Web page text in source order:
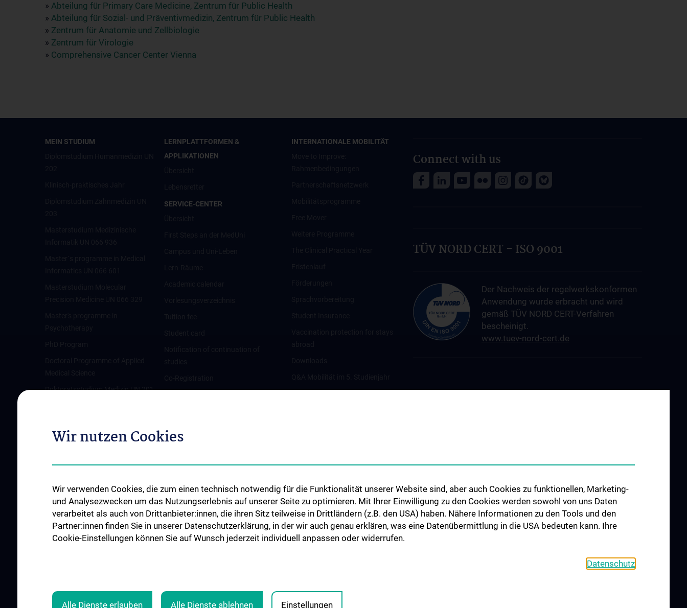
» Abteilung für Primary Care Medicine, Zentrum für Public Health
» Abteilung für Sozial- und Präventivmedizin, Zentrum für Public Health
» Zentrum für Anatomie und Zellbiologie
» Zentrum für Virologie
» Comprehensive Cancer Center Vienna
MEIN STUDIUM
Doktoratsstudium Medizin UN 201
LERNPLATTFORMEN &
APPLIKATIONEN
SERVICE-CENTER
Universitätsbibliothek
Merchandising / Shop
Stipendien
Studierendenberatung
Student Affairs
INTERNATIONALE MOBILITÄT
Connect with us
TÜV NORD CERT - ISO 9001
Der Nachweis der regelwerkskonformen
Anwendung wurde erbracht und wird
gemäß TÜV NORD CERT-Verfahren
bescheinigt.
www.tuev-nord-cert.de
Wir nutzen Cookies
Wir verwenden Cookies, die zum einen technisch notwendig für die Funktionalität unserer Website sind, aber auch Cookies zu funktionellen, Marketing-
und Analysezwecken um das Nutzungserlebnis auf unserer Seite zu optimieren. Mit Ihrer Einwilligung zu den Cookies werden sowohl von uns Daten
verarbeitet als auch von Drittanbieter:innen, die ihren Sitz teilweise in Drittländern (z.B. den USA) haben. Nähere Informationen zu den Tools und den
Partner:innen finden Sie in unserer Datenschutzerklärung, in der wir auch genau erklären, was eine Datenübermittlung in die USA bedeuten kann. Ihre
Cookie-Einstellungen können Sie auf Wunsch jederzeit individuell anpassen oder widerrufen.
Datenschutz
Alle Dienste erlauben Alle Dienste ablehnen Einstellungen